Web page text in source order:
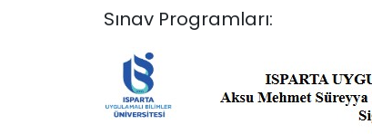
Sınav Programları: